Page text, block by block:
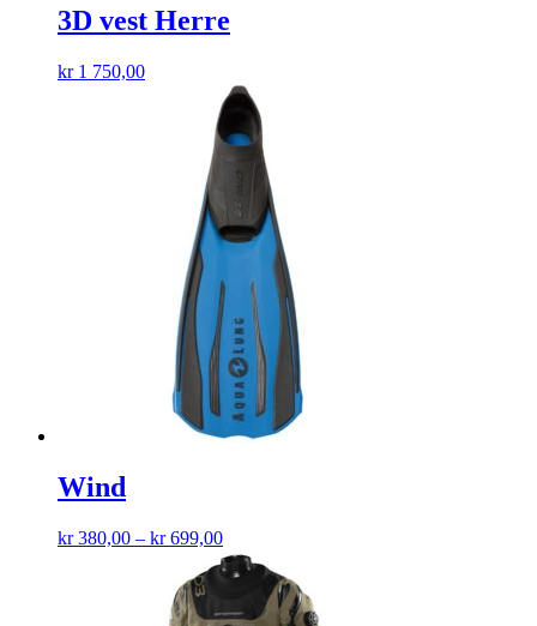
3D vest Herre
kr1 750,00
Wind
kr380,00 – kr699,00